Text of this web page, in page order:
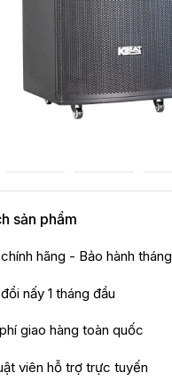
sản phẩm
hãng - Bảo hành tháng
nấy 1 tháng đầu
giao hàng toàn quốc
viên hỗ trợ trực tuyến